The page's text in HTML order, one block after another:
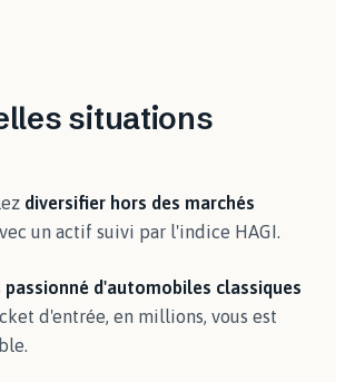
situations
diversifier hors des marchés
un actif suivi par l'indice HAGI.
passionné d'automobiles classiques
d'entrée, en millions, vous est